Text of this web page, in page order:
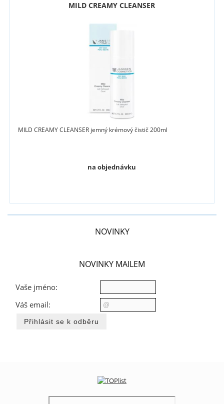
MILD CREAMY CLEANSER
MILD CREAMY CLEANSER jemný krémový čistič 200ml
na objednávku
NOVINKY
NOVINKY MAILEM
Vaše jméno:
Váš email: